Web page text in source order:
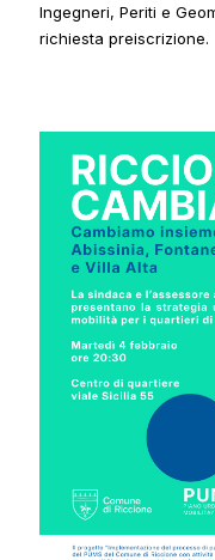
Ingegneri, Periti e
richiesta preiscrizione.